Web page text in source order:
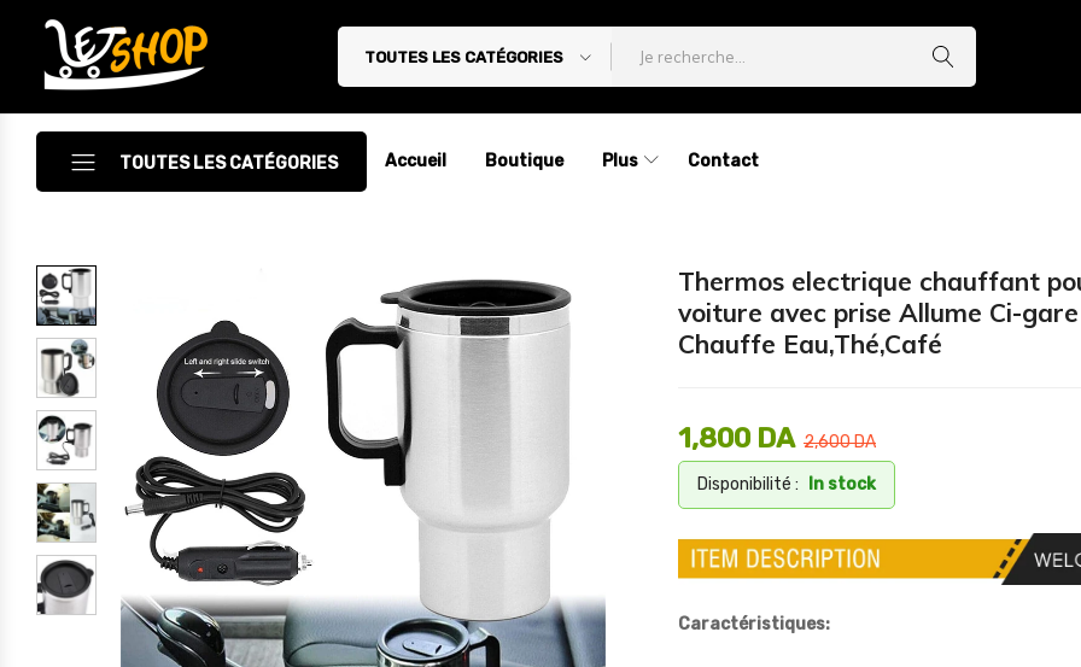
Letshop.dz
TOUTES LES CATÉGORIES
TOUTES LES CATÉGORIES
Accessoires
Accessoires Auto/Moto
Accessoires PC
Camping & Randonnée
Cuisine
Décoration
Electroménager
Électronique
Jouets
Accueil Boutique Plus Contact
Thermos electrique chauffant
voiture avec prise Allume Ci-gare
Chauffe Eau,Thé,Café
2,600DA
1,800 DA
Disponibilité : In stock
Caractéristiques: